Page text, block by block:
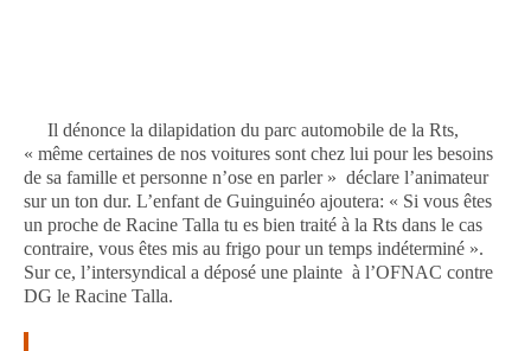
Il dénonce la dilapidation du parc automobile de la Rts,
« même certaines de nos voitures sont chez lui pour les besoins
de sa famille et personne n’ose en parler » déclare l’animateur
sur un ton dur. L’enfant de Guinguinéo ajoutera: « Si vous êtes
un proche de Racine Talla tu es bien traité à la Rts dans le cas
contraire, vous êtes mis au frigo pour un temps indéterminé ».
Sur ce, l’intersyndical a déposé une plainte à l’OFNAC contre
DG le Racine Talla.